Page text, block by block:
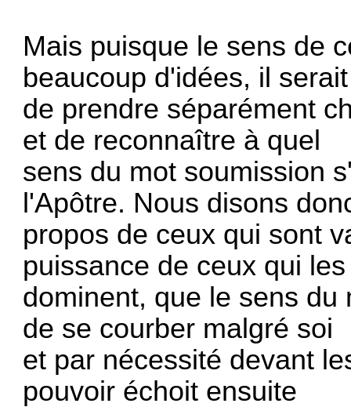
Mais puisque le sens de
beaucoup d'idées, il
de prendre séparément
et de reconnaître à quel
sens du mot soumission
l'Apôtre. Nous disons
propos de ceux qui sont
puissance de ceux qui les
dominent, que le sens
de se courber malgré soi
et par nécessité devant
pouvoir échoit ensuite